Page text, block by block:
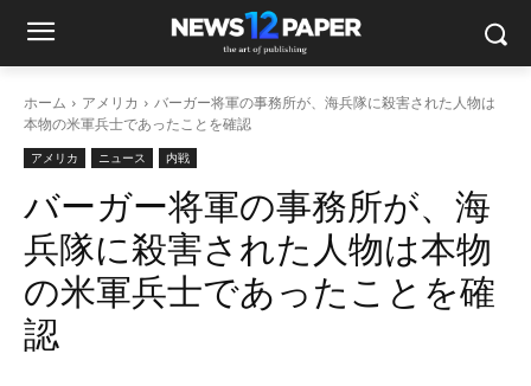
ホーム アメリカ
バーガー将軍の事務所が、海兵隊に殺害された人物は
本物の米軍兵士であったことを確認
アメリカ ニュース 内戦
バーガー将軍の事務所が、海
兵隊に殺害された人物は本物
の米軍兵士であったことを確
認